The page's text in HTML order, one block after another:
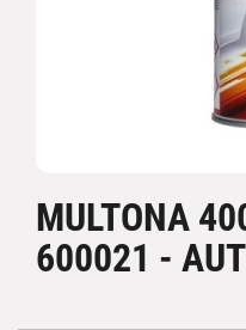
MULTONA
600021 -